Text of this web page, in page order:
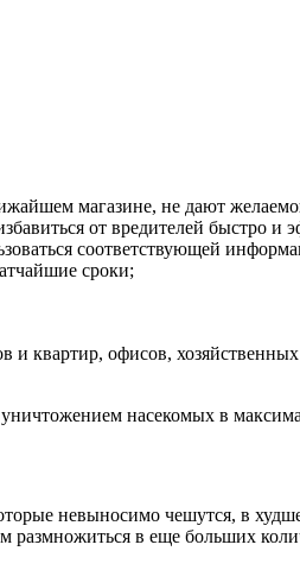
магазине, не дают
от вредителей быстро и
соответствующей
сроки;
квартир, офисов,
насекомых в
невыносимо чешутся, в
размножиться в еще больших